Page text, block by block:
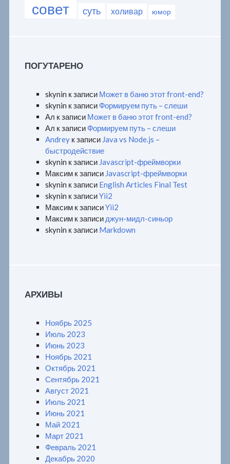
совет суть холивар юмор
ПОГУТАРЕНО
skynin к записи Может в баню этот front-end?
skynin к записи Формируем путь – слеши
Ал к записи Может в баню этот front-end?
Ал к записи Формируем путь – слеши
Andrey к записи Java vs Node.js –
быстродействие
skynin к записи Javascript-фреймворки
Максим к записи Javascript-фреймворки
skynin к записи English Articles Final Test
skynin к записиYii2
Максим к записиYii2
Максим к записи джун-мидл-синьор
skynin к записи Markdown
АРХИВЫ
Ноябрь 2025
Июль 2023
Июнь 2023
Ноябрь 2021
Октябрь 2021
Сентябрь 2021
Август 2021
Июль 2021
Июнь 2021
Май 2021
Март 2021
Февраль 2021
Декабрь 2020